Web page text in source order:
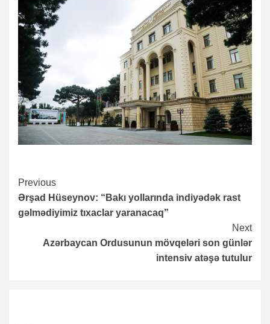
Continue
Reading
Previous
Ərşad Hüseynov: “Bakı yollarında indiyədək rast
gəlmədiyimiz tıxaclar yaranacaq”
Next
Azərbaycan Ordusunun mövqeləri son günlər
intensiv atəşə tutulur